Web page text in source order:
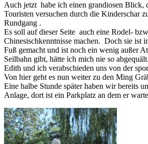
Auch jetzt habe ich einen grandiosen Blick,
Touristen versuchen durch die Kinderschar
Rundgang .
Es soll auf dieser Seite auch eine Rodel-
Chinesischkenntnisse machen. Doch sie ist
Fuß gemacht und ist noch ein wenig außer
Seilbahn gibt, hätte ich mich nie so
Edith und ich verabschieden uns von der
Von hier geht es nun weiter zu den Ming
Eine halbe Stunde später haben wir bereits
Anlage, dort ist ein Parkplatz an dem er